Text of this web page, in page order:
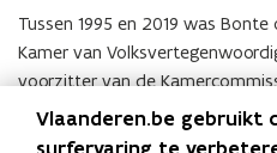
d
e
m
o
e
n
o
e
n
.
E
n
.
E
n
2
9
.
2
9
.
-
2
0
-
2
0
Tussen 1995 en 2019 was
Kamer van
voorzitter van de
Volksgezondheid en Leefmilieu.
andere ook schepen en later
Vlaanderen.be gebruikt